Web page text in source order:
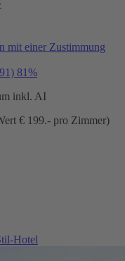
mit einer Zustimmung
81%
inkl. AI
€ 199.- pro Zimmer)
Hotel